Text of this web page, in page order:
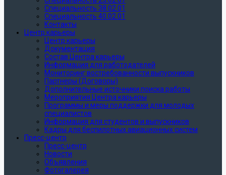
Специальность 38.02.01
Специальность 40.02.01
Контакты
Центр карьеры
Центр карьеры
Документация
Состав Центра карьеры
Информация для работодателей
Мониторинг востребованности выпускников
Партнеры (Договоры)
Дополнительные источники поиска работы
Мероприятия Центра карьеры
Программы и меры поддержки для молодых
специалистов
Информация для студентов и выпускников
Кадры для беспилотных авиационных систем
Пресс-центр
Пресс-центр
Новости
Объявления
Фотогалерея